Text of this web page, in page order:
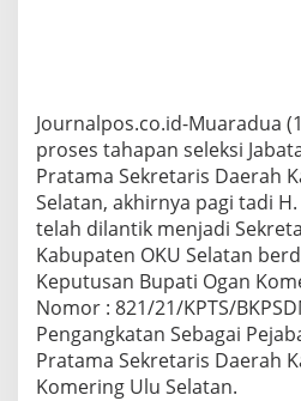
d
u
d
u
k
i
S
e
k
r
e
t
Journalpos.co.id-Muaradua
proses tahapan seleksi
Pratama Sekretaris Daerah
Selatan, akhirnya pagi tadi H.
telah dilantik menjadi
Kabupaten OKU Selatan
Keputusan Bupati Ogan
Nomor : 821/21/KPTS/
Pengangkatan Sebagai
Pratama Sekretaris Daerah
Komering Ulu Selatan.